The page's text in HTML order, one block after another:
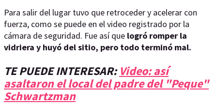
Para salir del lugar tuvo que retroceder y acelerar con
fuerza, como se puede en el video registrado por la
cámara de seguridad. Fue así que logró romper la
vidriera y huyó del sitio, pero todo terminó mal.
TE PUEDE INTERESAR:Video: así
asaltaron el local del padre del "Peque"
Schwartzman